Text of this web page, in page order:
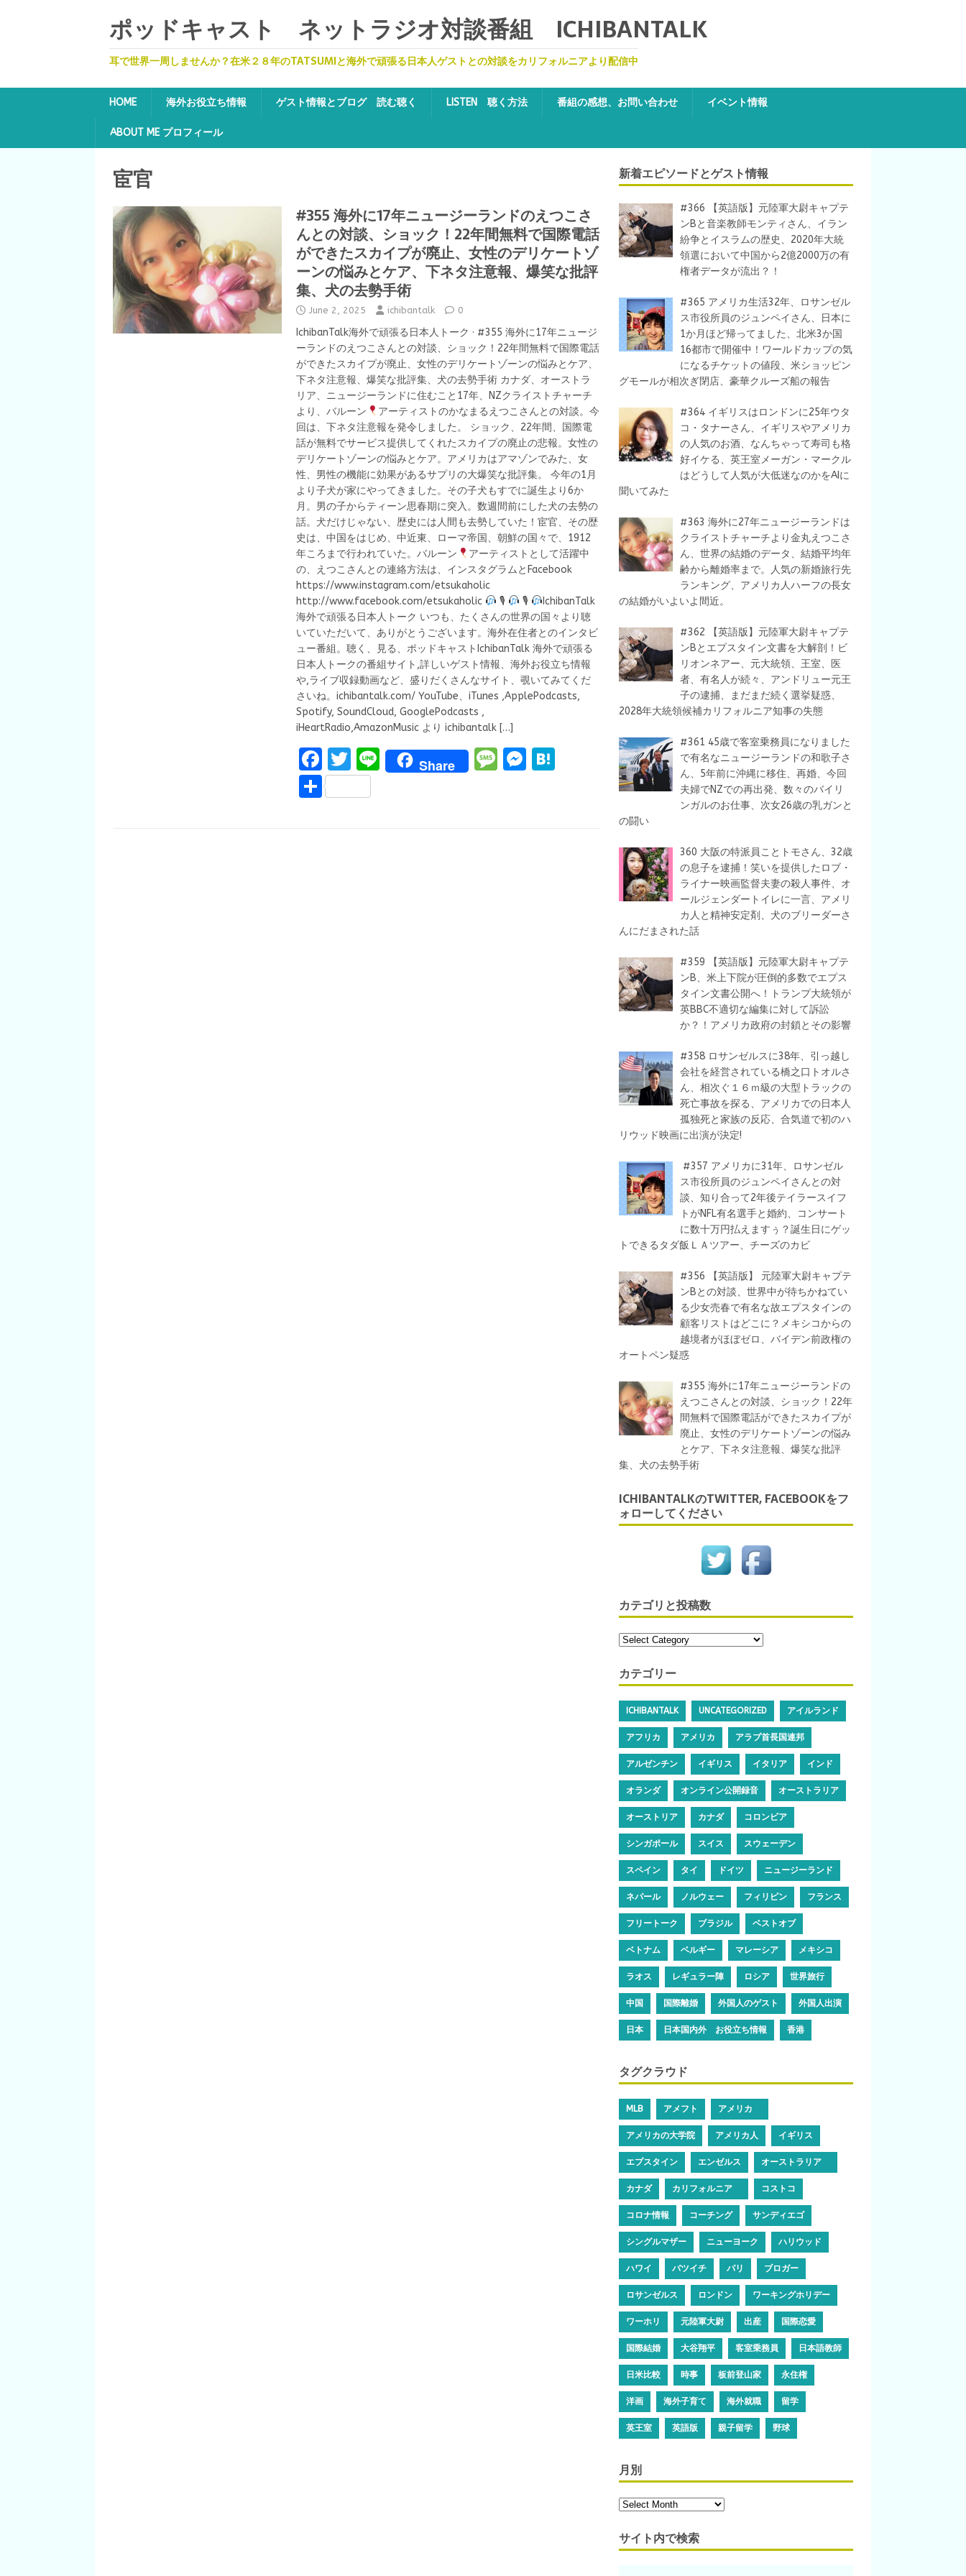
ポッドキャスト ネットラジオ対談番組 ICHIBANTALK
耳で世界一周しませんか？在米２８年のTATSUMIと海外で頑張る日本人ゲストとの対談をカリフォルニアより配信中
HOME 海外お役立ち情報 ゲスト情報とブログ 読む聴く LISTEN 聴く方法 番組の感想、お問い合わせ イベント情報
ABOUT ME プロフィール
宦官
#355 海外に17年ニュージーランドのえつこさ
んとの対談、ショック！22年間無料で国際電話
ができたスカイプが廃止、女性のデリケートゾ
ーンの悩みとケア、下ネタ注意報、爆笑な批評
集、犬の去勢手術
June 2, 2025 ichibantalk 0
IchibanTalk海外で頑張る日本人トーク · #355 海外に17年ニュージ
ーランドのえつこさんとの対談、ショック！22年間無料で国際電話
ができたスカイプが廃止、女性のデリケートゾーンの悩みとケア、
下ネタ注意報、爆笑な批評集、犬の去勢手術 カナダ、オーストラ
リア、ニュージーランドに住むこと17年、NZクライストチャーチ
より、バルーン
アーティストのかなまるえつこさんとの対談。今
回は、下ネタ注意報を発令しました。 ショック、22年間、国際電
話が無料でサービス提供してくれたスカイプの廃止の悲報。女性の
デリケートゾーンの悩みとケア。アメリカはアマゾンでみた、女
性、男性の機能に効果があるサプリの大爆笑な批評集。 今年の1月
より子犬が家にやってきました。その子犬もすでに誕生より6か
月。男の子からティーン思春期に突入。数週間前にした犬の去勢の
話。犬だけじゃない、歴史には人間も去勢していた！宦官、その歴
史は、中国をはじめ、中近東、ローマ帝国、朝鮮の国々で、1912
年ころまで行われていた。バルーン
アーティストとして活躍中
の、えつこさんとの連絡方法は、インスタグラムとFacebook
https://www.instagram.com/etsukaholic
http://www.facebook.com/etsukaholic
🎙 🎙
IchibanTalk
海外で頑張る日本人トーク いつも、たくさんの世界の国々より聴
いていただいて、ありがとうございます。海外在住者とのインタビ
ュー番組。聴く、見る、ポッドキャストIchibanTalk 海外で頑張る
日本人トークの番組サイト,詳しいゲスト情報、海外お役立ち情報
や,ライブ収録動画など、盛りだくさんなサイト、覗いてみてくだ
さいね。ichibantalk.com/ YouTube、iTunes ,ApplePodcasts,
Spotify, SoundCloud, GooglePodcasts ,
iHeartRadio,AmazonMusic より ichibantalk […]
F
a
ce
T
w
it
Li
n
Share
M M
S
新着エピソードとゲスト情報
#366 【英語版】元陸軍大尉キャプテ
ンBと音楽教師モンティさん、イラン
紛争とイスラムの歴史、2020年大統
領選において中国から2億2000万の有
権者データが流出？！
#365 アメリカ生活32年、ロサンゼル
ス市役所員のジュンペイさん、日本に
1か月ほど帰ってました、北米3か国
16都市で開催中！ワールドカップの気
になるチケットの値段、米ショッピン
グモールが相次ぎ閉店、豪華クルーズ船の報告
#364 イギリスはロンドンに25年ウタ
コ・タナーさん、イギリスやアメリカ
の人気のお酒、なんちゃって寿司も格
好イケる、英王室メーガン・マークル
はどうして人気が大低迷なのかをAIに
聞いてみた
#363 海外に27年ニュージーランドは
クライストチャーチより金丸えつこさ
ん、世界の結婚のデータ、結婚平均年
齢から離婚率まで。人気の新婚旅行先
ランキング、アメリカ人ハーフの長女
の結婚がいよいよ間近。
#362 【英語版】元陸軍大尉キャプテ
ンBとエプスタイン文書を大解剖！ビ
リオンネアー、元大統領、王室、医
者、有名人が続々、アンドリュー元王
子の逮捕、まだまだ続く選挙疑惑、
2028年大統領候補カリフォルニア知事の失態
#361 45歳で客室乗務員になりました
で有名なニュージーランドの和歌子さ
ん、5年前に沖縄に移住、再婚、今回
夫婦でNZでの再出発、数々のバイリ
ンガルのお仕事、次女26歳の乳ガンと
の闘い
360 大阪の特派員ことトモさん、32歳
の息子を逮捕！笑いを提供したロブ・
ライナー映画監督夫妻の殺人事件、オ
ールジェンダートイレに一言、アメリ
カ人と精神安定剤、犬のブリーダーさ
んにだまされた話
#359 【英語版】元陸軍大尉キャプテ
ンB、米上下院が圧倒的多数でエプス
タイン文書公開へ！トランプ大統領が
英BBC不適切な編集に対して訴訟
か？！アメリカ政府の封鎖とその影響
#358 ロサンゼルスに38年、引っ越し
会社を経営されている橋之口トオルさ
ん、相次ぐ１６ｍ級の大型トラックの
死亡事故を探る、アメリカでの日本人
孤独死と家族の反応、合気道で初のハ
リウッド映画に出演が決定!
#357 アメリカに31年、ロサンゼル
ス市役所員のジュンペイさんとの対
談、知り合って2年後テイラースイフ
トがNFL有名選手と婚約、コンサート
に数十万円払えますぅ？誕生日にゲッ
トできるタダ飯ＬＡツアー、チーズのカビ
#356 【英語版】 元陸軍大尉キャプテ
ンBとの対談、世界中が待ちかねてい
る少女売春で有名な故エプスタインの
顧客リストはどこに？メキシコからの
越境者がほぼゼロ、バイデン前政権の
オートペン疑惑
#355 海外に17年ニュージーランドの
えつこさんとの対談、ショック！22年
間無料で国際電話ができたスカイプが
廃止、女性のデリケートゾーンの悩み
とケア、下ネタ注意報、爆笑な批評
集、犬の去勢手術
ICHIBANTALKのTWITTER, FACEBOOKをフ
ォローしてください
カテゴリと投稿数
カテゴリー
ICHIBANTALK UNCATEGORIZED アイルランド
アフリカ アメリカ アラブ首長国連邦
アルゼンチン イギリス イタリア インド
オランダ オンライン公開録音 オーストラリア
オーストリア カナダ コロンビア
シンガポール スイス スウェーデン
スペイン タイ ドイツ ニュージーランド
ネパール ノルウェー フィリピン フランス
フリートーク ブラジル ベストオブ
ベトナム ベルギー マレーシア メキシコ
ラオス レギュラー陣 ロシア 世界旅行
中国 国際離婚 外国人のゲスト 外国人出演
日本 日本国内外 お役立ち情報 香港
タグクラウド
MLB アメフト アメリカ
アメリカの大学院 アメリカ人 イギリス
エプスタイン エンゼルス オーストラリア
カナダ カリフォルニア コストコ
コロナ情報 コーチング サンディエゴ
シングルマザー ニューヨーク ハリウッド
ハワイ バツイチ パリ ブロガー
ロサンゼルス ロンドン ワーキングホリデー
ワーホリ 元陸軍大尉 出産 国際恋愛
国際結婚 大谷翔平 客室乗務員 日本語教師
日米比較 時事 板前登山家 永住権
洋画 海外子育て 海外就職 留学
英王室 英語版 親子留学 野球
月別
サイト内で検索